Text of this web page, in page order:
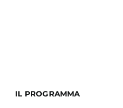
IL PROGRAMMA